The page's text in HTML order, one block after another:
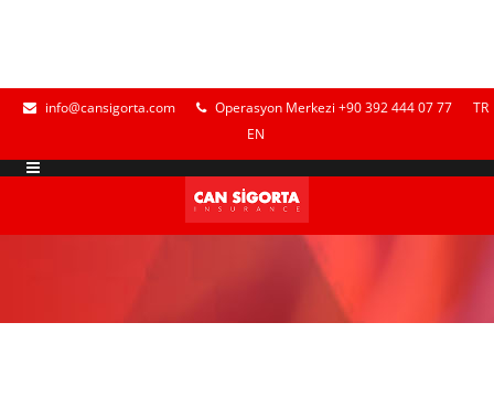
info@cansigorta.com Operasyon Merkezi +90 392 444 07 77
TR
EN